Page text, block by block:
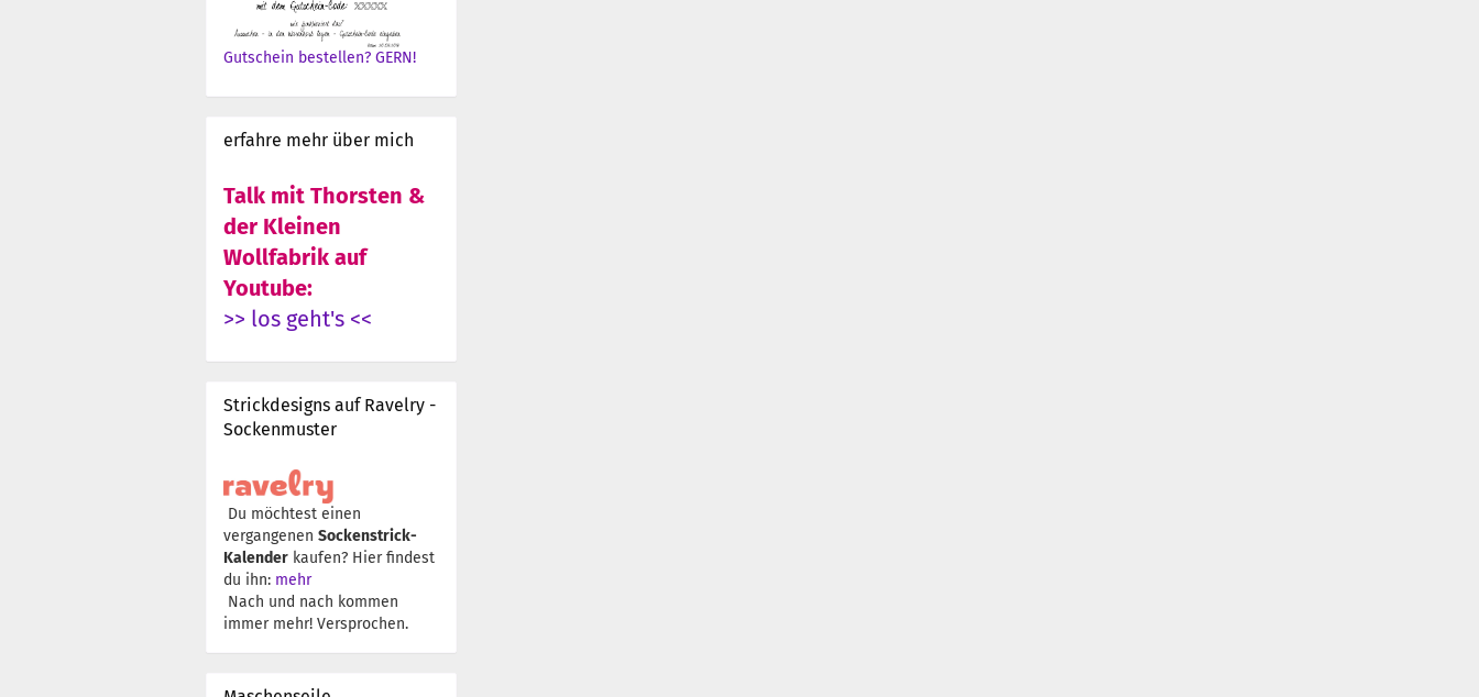
Gutschein bestellen? GERN!
erfahre mehr über mich
Talk mit Thorsten &
der Kleinen
Wollfabrik auf
Youtube:
>> los geht's <<
Strickdesigns auf Ravelry -
Sockenmuster
Du möchtest einen
vergangenen Sockenstrick-
Kalender kaufen? Hier findest
du ihn: mehr
Nach und nach kommen
immer mehr! Versprochen.